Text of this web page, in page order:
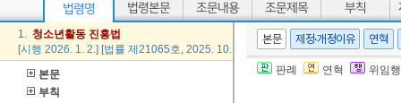
법령명 법령본문 조문내용 조문제목 부칙
1. 청소년활동 진흥법
[시행 2026. 1. 2.] [법률 제21065호, 2025. 10. 1., 타법개정]
본문
부칙
본문 제정·개정이유 연혁
판례 연혁 위임